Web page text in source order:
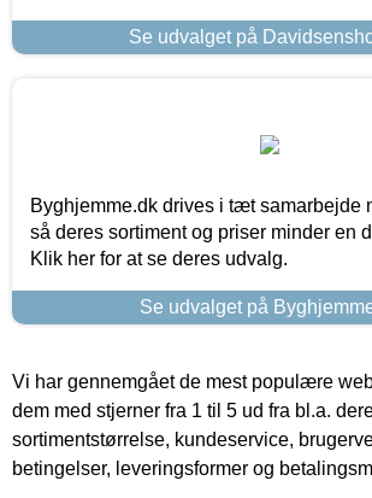
Se udvalget på
Byghjemme.dk drives i tæt samarbejde
så deres sortiment og priser minder en
Klik her for at se deres udvalg.
Se udvalget på
Vi har gennemgået de mest populære
dem med stjerner fra 1 til 5 ud fra bl.a.
sortimentstørrelse, kundeservice,
betingelser, leveringsformer og